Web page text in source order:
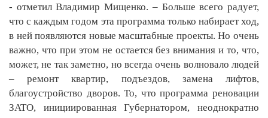
- отметил Владимир Мищенко. – Больше всего радует,
что с каждым годом эта программа только набирает ход,
в ней появляются новые масштабные проекты. Но очень
важно, что при этом не остается без внимания и то, что,
может, не так заметно, но всегда очень волновало людей
– ремонт квартир, подъездов, замена лифтов,
благоустройство дворов. То, что программа реновации
ЗАТО, инициированная Губернатором, неоднократно